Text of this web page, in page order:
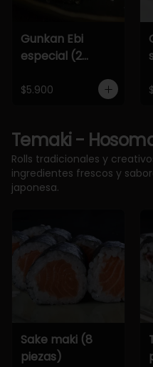
Gunkan Ebi
especial (2
$5.900
Temaki -
Rolls tradicionales y
ingredientes frescos y
japonesa.
Sake maki (8
piezas)